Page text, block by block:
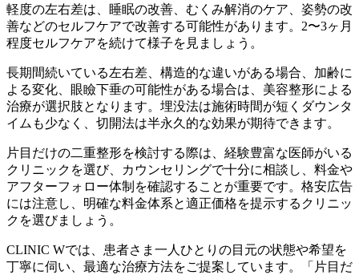
軽度の左右差は、睡眠の改善、むくみ解消のケア、姿勢の改
善などのセルフケアで改善する可能性があります。2〜3ヶ月
程度セルフケアを続けて様子を見ましょう。
長期間続いている左右差、構造的な違いがある場合、加齢に
よる変化、眼瞼下垂の可能性がある場合は、美容整形による
治療が選択肢となります。埋没法は施術時間が短くダウンタ
イムも少なく、切開法は半永久的な効果が期待できます。
片目だけの二重整形を検討する際は、経験豊富な医師がいる
クリニックを選び、カウンセリングで十分に相談し、料金や
アフターフォロー体制を確認することが重要です。格安広告
には注意し、明確な料金体系と適正価格を提示するクリニッ
クを選びましょう。
CLINIC Wでは、患者さま一人ひとりの目元の状態や希望を
丁寧に伺い、最適な治療方法をご提案しています。「片目だ